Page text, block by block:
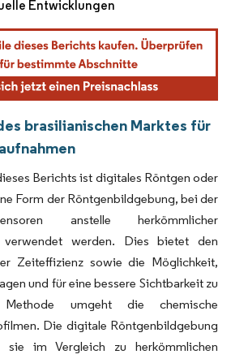
Entwicklungen
brasilianischen Marktes für
Berichts ist digitales Röntgen oder
Form der Röntgenbildgebung, bei der
anstelle herkömmlicher
verwendet werden. Dies bietet den
Zeiteffizienz sowie die Möglichkeit,
und für eine bessere Sichtbarkeit zu
Methode umgeht die chemische
Die digitale Röntgenbildgebung
im Vergleich zu herkömmlichen